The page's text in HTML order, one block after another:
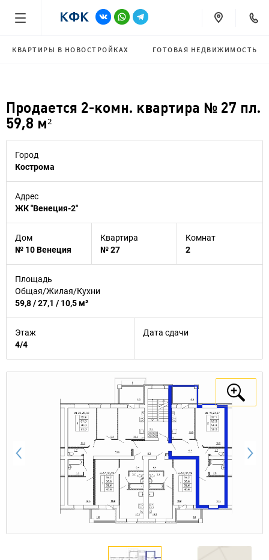
КВАРТИРЫ В НОВОСТРОЙКАХ ГОТОВАЯ НЕДВИЖИМОСТЬ
Продается 2-комн. квартира № 27 пл.
59,8 м²
Город
Кострома
Адрес
ЖК "Венеция-2"
Дом
№ 10 Венеция
Квартира
№ 27
Комнат
2
Площадь
Общая/Жилая/Кухни
59,8 / 27,1 / 10,5 м²
Этаж
4/4
Дата сдачи